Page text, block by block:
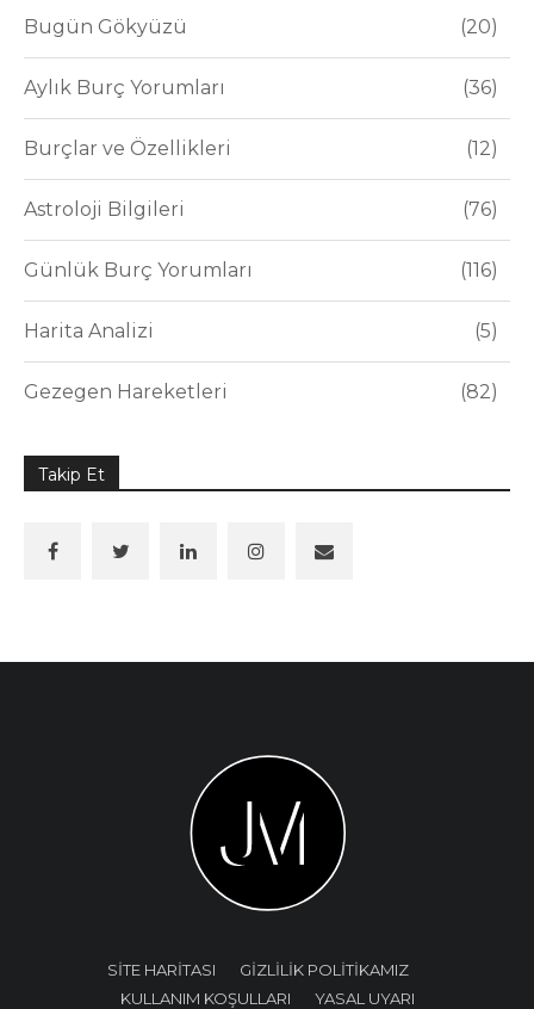
Bugün Gökyüzü 20
Aylık Burç Yorumları 36
Burçlar ve Özellikleri 12
Astroloji Bilgileri 76
Günlük Burç Yorumları 116
Harita Analizi 5
Gezegen Hareketleri 82
Takip Et
SİTE HARİTASI
GİZLİLİK POLİTİKAMIZ
KULLANIM KOŞULLARI
YASAL UYARI